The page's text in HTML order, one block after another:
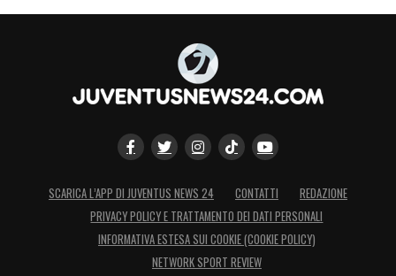
SCARICA L’APP DI JUVENTUS NEWS 24 CONTATTI
REDAZIONE
PRIVACY POLICY E TRATTAMENTO DEI DATI PERSONALI
INFORMATIVA ESTESA SUI COOKIE (COOKIE POLICY)
NETWORK SPORT REVIEW